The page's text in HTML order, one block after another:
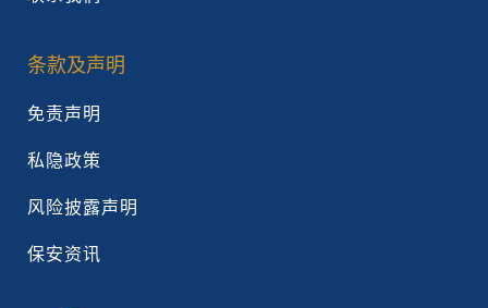
条款及声明
免责声明
私隐政策
风险披露声明
保安资讯